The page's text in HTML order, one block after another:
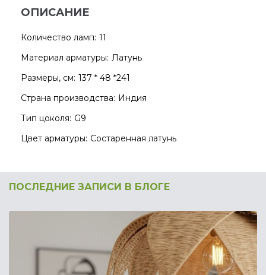
ОПИСАНИЕ
Количество ламп: 11
Материал арматуры: Латунь
Размеры, см: 137 * 48 *241
Страна производства: Индия
Тип цоколя: G9
Цвет арматуры: Состаренная латунь
ПОСЛЕДНИЕ ЗАПИСИ В БЛОГЕ